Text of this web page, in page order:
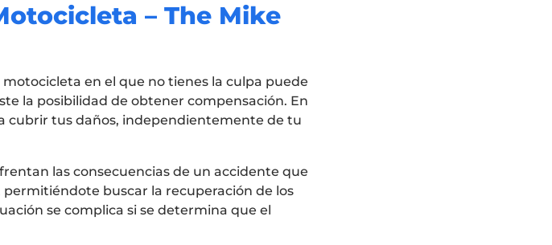
– The Mike
en el que no tienes la culpa puede
la posibilidad de obtener compensación. En
cubrir tus daños, independientemente de tu
las consecuencias de un accidente que
buscar la recuperación de los
se complica si se determina que el